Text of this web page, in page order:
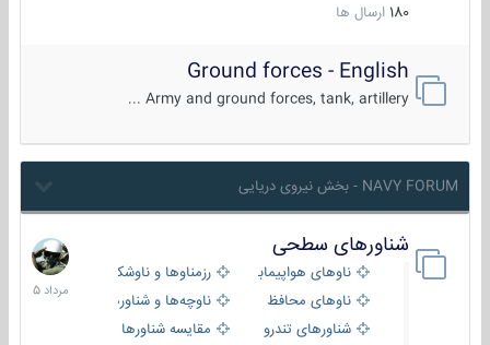
180 ارسال ها
Ground forces - English
Army and ground forces, tank, artillery ...
NAVY FORUM - بخش نیروی دریایی
شناورهای سطحی
ناوهای هواپیمابر و بالگرد بررزمناوها و ناوشکن‌ها
ناوهای محافظ
ناوچه‌ها و شناورهای گشتی
شناورهای تندرو
مقایسه شناورها
2
مرداد
1405